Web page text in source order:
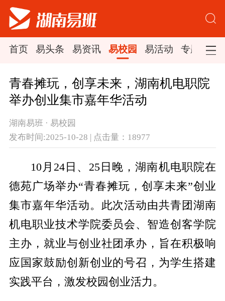
首页 易头条 易资讯 易校园 易活动 专题集锦
青春摊玩，创享未来，湖南机电职院
举办创业集市嘉年华活动
湖南易班 · 易校园
发布时间:2025-10-28 | 点击量：18977
10月24日、25日晚，湖南机电职院在
德苑广场举办“青春摊玩，创享未来”创业
集市嘉年华活动。此次活动由共青团湖南
机电职业技术学院委员会、智造创客学院
主办，就业与创业社团承办，旨在积极响
应国家鼓励创新创业的号召，为学生搭建
实践平台，激发校园创业活力。